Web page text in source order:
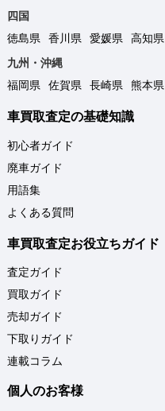
四国
徳島県
香川県 愛媛県
高知県
九州・沖縄
福岡県
佐賀県 長崎県 熊本県
車買取査定の基礎知識
初心者ガイド
廃車ガイド
用語集
よくある質問
車買取査定お役立ちガイド
査定ガイド
買取ガイド
売却ガイド
下取りガイド
連載コラム
個人のお客様